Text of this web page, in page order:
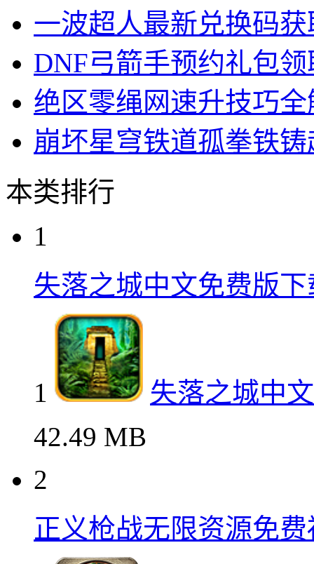
一波超人最新兑换码
DNF弓箭手预约礼包
绝区零绳网速升技巧全
崩坏星穹铁道孤拳铁
本类排行
1
失落之城中文免费版下
1
失落之城中
42.49 MB
2
正义枪战无限资源免